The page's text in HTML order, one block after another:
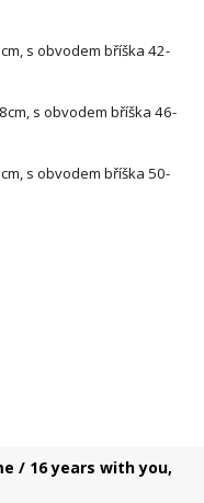
s obvodem bříška 42-
s obvodem bříška 46-
s obvodem bříška 50-
/ 16 years with you,